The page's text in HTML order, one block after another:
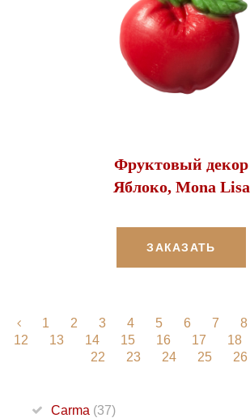
Фруктовый декор
Яблоко, Mona Lisa
ЗАКАЗАТЬ
1 2 3 4 5 6 7 8
12
13 14 15 16 17 18
22
23 24 25 26
Carma (37)